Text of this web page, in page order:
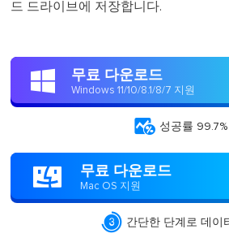
드 드라이브에 저장합니다.
 무료 다운로드
Windows 11/10/8.1/8/7 지원
 성공률 99.7%
 무료 다운로드
Mac OS 지원
 간단한 단계로 데이